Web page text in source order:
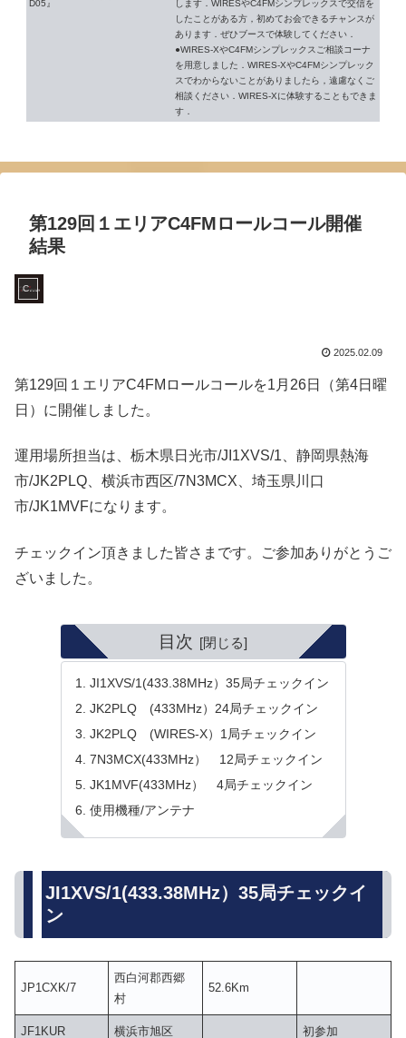
D05』
します．WIRESやC4FMシンプレックスで交信を
したことがある方，初めてお会できるチャンスが
あります．ぜひブースで体験してください．
●WIRES-XやC4FMシンプレックスご相談コーナ
を用意しました．WIRES-XやC4FMシンプレック
スでわからないことがありましたら，遠慮なくご
相談ください．WIRES-Xに体験することもできま
す．
第129回１エリアC4FMロールコール開催
結果
C4FMロールコール
2025.02.09
第129回１エリアC4FMロールコールを1月26日（第4日曜
日）に開催しました。
運用場所担当は、栃木県日光市/JI1XVS/1、静岡県熱海
市/JK2PLQ、横浜市西区/7N3MCX、埼玉県川口
市/JK1MVFになります。
チェックイン頂きました皆さまです。ご参加ありがとうご
ざいました。
目次
JI1XVS/1(433.38MHz）35局チェックイン
JK2PLQ (433MHz）24局チェックイン
JK2PLQ (WIRES-X）1局チェックイン
7N3MCX(433MHz） 12局チェックイン
JK1MVF(433MHz） 4局チェックイン
使用機種/アンテナ
JI1XVS/1(433.38MHz）35局チェックイ
ン
JP1CXK/7
西白河郡西郷
村
52.6Km
JF1KUR 横浜市旭区 初参加